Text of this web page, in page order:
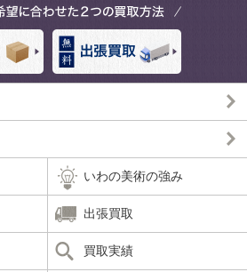
いわの美術の強み
出張買取
買取実績